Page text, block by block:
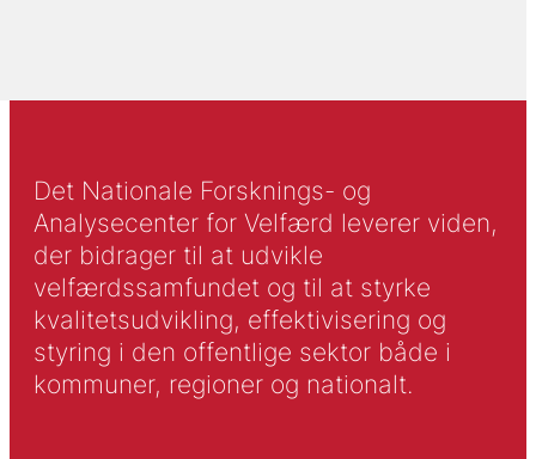
Det Nationale Forsknings- og
Analysecenter for Velfærd leverer viden,
der bidrager til at udvikle
velfærdssamfundet og til at styrke
kvalitetsudvikling, effektivisering og
styring i den offentlige sektor både i
kommuner, regioner og nationalt.